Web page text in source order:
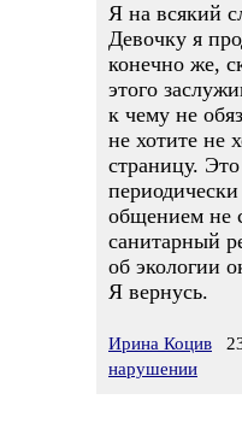
Я на всякий
Девочку я
конечно же,
этого
к чему не
не хотите не
страницу.
общением не
санитарный
об экологии
Я вернусь.
Ирина Коцив
нарушении